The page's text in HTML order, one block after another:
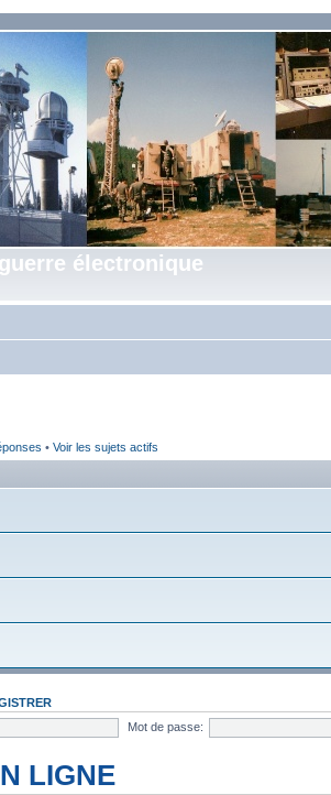
électronique
• Voir les sujets actifs
Mot de passe:
LIGNE